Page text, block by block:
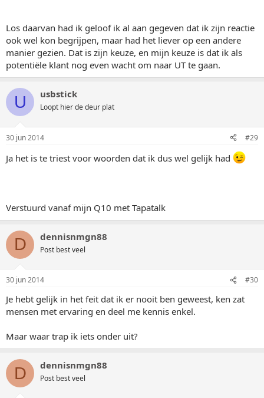
Los daarvan had ik geloof ik al aan gegeven dat ik zijn reactie
ook wel kon begrijpen, maar had het liever op een andere
manier gezien. Dat is zijn keuze, en mijn keuze is dat ik als
potentiële klant nog even wacht om naar UT te gaan.
U usbstick
Loopt hier de deur plat
30 jun 2014 #29
Ja het is te triest voor woorden dat ik dus wel gelijk had
Verstuurd vanaf mijn Q10 met Tapatalk
D dennisnmgn88
Post best veel
30 jun 2014 #30
Je hebt gelijk in het feit dat ik er nooit ben geweest, ken zat
mensen met ervaring en deel me kennis enkel.
Maar waar trap ik iets onder uit?
D dennisnmgn88
Post best veel